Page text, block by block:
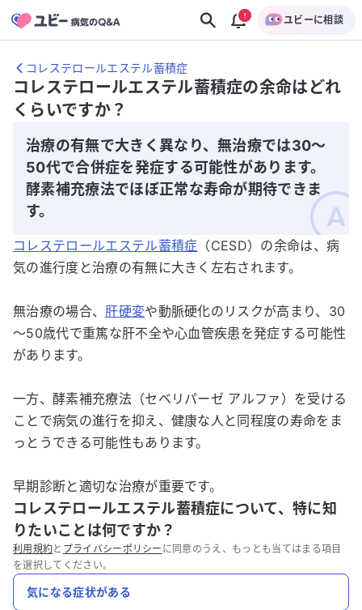
ユビーに相談
コレステロールエステル蓄積症
コレステロールエステル蓄積症の余命はどれ
くらいですか？
治療の有無で大きく異なり、無治療では30～
50代で合併症を発症する可能性があります。
酵素補充療法でほぼ正常な寿命が期待できま
す。
コレステロールエステル蓄積症 （CESD）の余命は、病
気の進行度と治療の有無に大きく左右されます。
無治療の場合、 肝硬変や動脈硬化のリスクが高まり、30
～50歳代で重篤な肝不全や心血管疾患を発症する可能性
があります。
一方、酵素補充療法（セベリパーゼ アルファ）を受ける
ことで病気の進行を抑え、健康な人と同程度の寿命をま
っとうできる可能性もあります。
早期診断と適切な治療が重要です。
コレステロールエステル蓄積症について、特に知
りたいことは何ですか？
利用規約と プライバシーポリシー に同意のうえ、もっとも当てはまる項目
を選択してください。
気になる症状がある